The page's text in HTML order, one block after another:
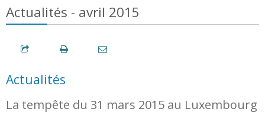
Actualités - avril 2015
Actualités
La tempête du 31 mars 2015 au Luxembourg